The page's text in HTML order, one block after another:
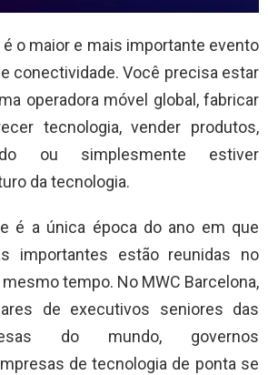
é o maior e mais importante evento
conectividade. Você precisa estar
operadora móvel global, fabricar
tecnologia, vender produtos,
ou simplesmente estiver
da tecnologia.
é a única época do ano em que
importantes estão reunidas no
tempo. No MWC Barcelona,
de executivos seniores das
do mundo, governos
de tecnologia de ponta se